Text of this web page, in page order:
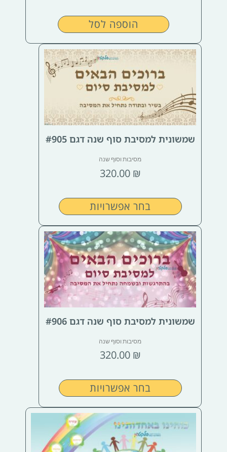
הוספה לסל
שמשונית למסיבת סוף שנה דגם #905
מסיבות וסוף שנה
320.00 ₪
בחר אפשרויות
למוצר
יש
מספר
סוגים.
ניתן
את
האפשרויות
בעמוד
שמשונית למסיבת סוף שנה דגם #906
מסיבות וסוף שנה
320.00 ₪
בחר אפשרויות
למוצר
זה
יש
מספר
סוגים.
ניתן
את
האפשרויות
בעמוד
למוצר
זה
יש